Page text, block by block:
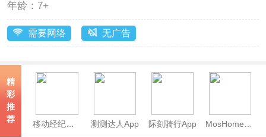
年龄： 7+
需要网络 无广告
精
彩
推
荐
移动经纪人App 测测达人App 际刻骑行App